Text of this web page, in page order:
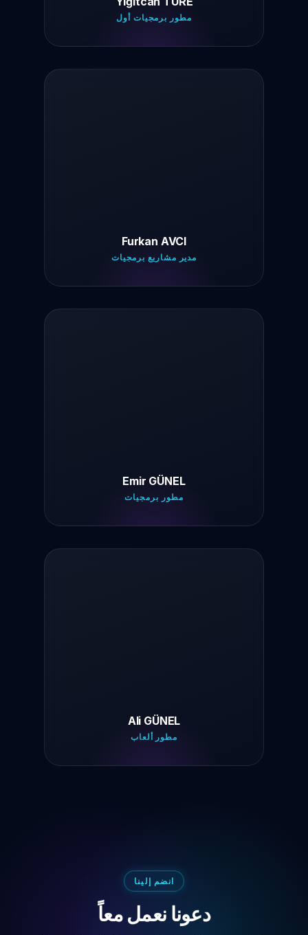
مطور برمجيات أول
Furkan AVCI
مدير مشاريع برمجيات
Emir GÜNEL
مطور برمجيات
Ali GÜNEL
مطور ألعاب
انضم إلينا
دعونا نعمل معاً